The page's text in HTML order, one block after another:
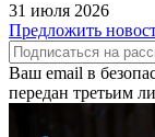
31 июля 2026
Предложить
Ваш email в
передан третьим